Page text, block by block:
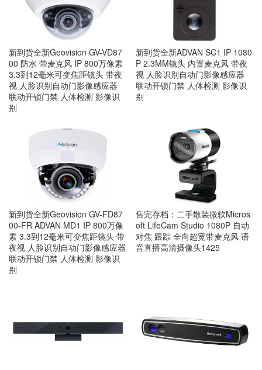
新到货全新Geovision GV-VD87
00 防水 带麦克风 IP 800万像素
3.3到12毫米可变焦距镜头 带夜
视 人脸识别自动门影像感应器
联动开锁门禁 人体检测 影像识
别
新到货全新ADVAN SC1 IP 1080
P 2.3MM镜头 内置麦克风 带夜
视 人脸识别自动门影像感应器
联动开锁门禁 人体检测 影像识
别
新到货全新Geovision GV-FD87
00-FR ADVAN MD1 IP 800万像
素 3.3到12毫米可变焦距镜头 带
夜视 人脸识别自动门影像感应器
联动开锁门禁 人体检测 影像识
别
售完存档：二手散装微软Micros
oft LifeCam Studio 1080P 自动
对焦 跟踪 全向超宽带麦克风 语
音直播高清摄像头1425